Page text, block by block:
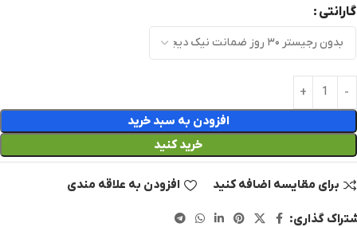
گارانتی
افزودن به سبد خرید
خرید کنید
برای مقایسه اضافه کنید افزودن به علاقه مندی
گذاری: